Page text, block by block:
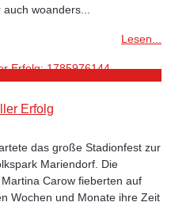
woanders...
Lesen...
Erfolg
das große Stadionfest zur
Mariendorf. Die
Carow fieberten auf
Wochen und Monate ihre Zeit